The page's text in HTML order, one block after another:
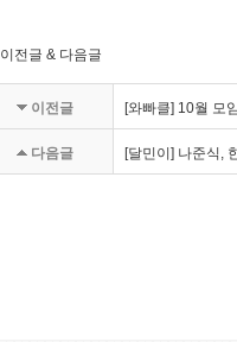
이전글 & 다음글
이전글 [와빠클] 10월 모
다음글 [달민이] 나준식,